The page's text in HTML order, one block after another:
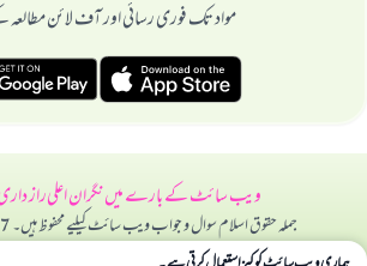
مواد تک فوری رسائی اور آف لائن
ویب سائٹ کے بارے میںنگران اعلیراز
جملہ حقوق اسلام سوال و جواب ویب سائٹ کیلیے محفوظ ہیں۔ 1997-2025 ©